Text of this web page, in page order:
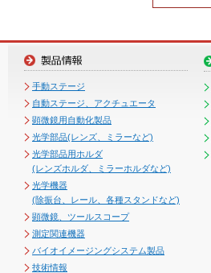
手動ステージ
自動ステージ、アクチュエータ
顕微鏡用自動化製品
光学部品(レンズ、ミラーなど)
光学部品用ホルダ
(レンズホルダ、ミラーホルダなど)
光学機器
(除振台、レール、各種スタンドなど)
顕微鏡、ツールスコープ
測定関連機器
バイオイメージングシステム製品
技術情報